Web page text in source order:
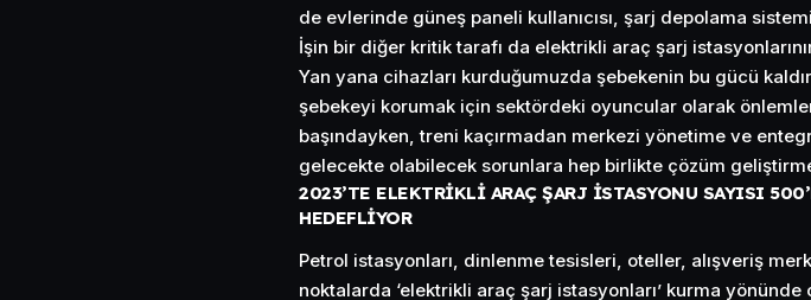
de evlerinde güneş paneli kullanıcısı, şarj depolama
İşin bir diğer kritik tarafı da elektrikli araç şarj
Yan yana cihazları kurduğumuzda şebekenin bu gücü
şebekeyi korumak için sektördeki oyuncular olarak
başındayken, treni kaçırmadan merkezi yönetime ve
gelecekte olabilecek sorunlara hep birlikte çözüm
2023’TE ELEKTRİKLİ ARAÇ ŞARJ İSTASYONU SAYISI
HEDEFLİYOR
Petrol istasyonları, dinlenme tesisleri, oteller, alışveriş
noktalarda ‘elektrikli araç şarj istasyonları’ kurma yönünde